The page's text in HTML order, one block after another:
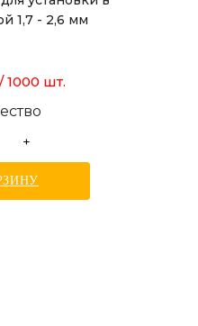
1,7 - 2,6 мм
/ 1000 шт.
+